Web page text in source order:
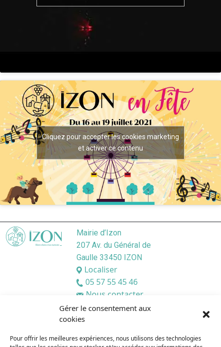
Gérer le consentement aux
cookies
Pour offrir les meilleures expériences, nous utilisons des technologies
Cliquez pour accepter les cookies marketing
et activer ce contenu
Mairie d’Izon
207 Av. du Général de
Gaulle 33450 IZON
Localiser
05 57 55 45 46
Nous contacter
/ 9:00–12:30, 13:30–17:30
/ 9:00–12:3O, 13:3O–19:00
Jeudi/ 9:00–12:30, 13:30–17:30